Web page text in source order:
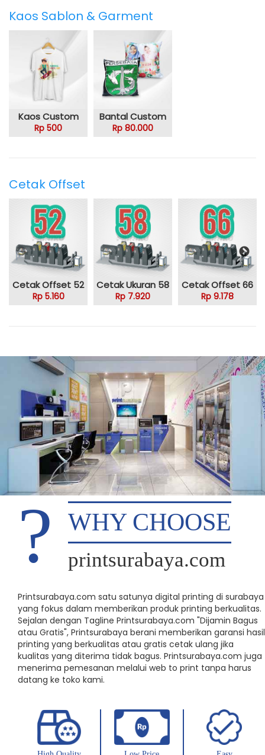
Kaos Sablon & Garment
Kaos Custom
Rp 500
Bantal Custom
Rp 80.000
Cetak Offset
Cetak Offset 52
Rp 5.160
Cetak Ukuran 58
Rp 7.920
Cetak Offset 66
Rp 9.178
WHY CHOOSE
printsurabaya.com
Printsurabaya.com satu satunya digital printing di surabaya
yang fokus dalam memberikan produk printing berkualitas.
Sejalan dengan Tagline Printsurabaya.com "Dijamin Bagus
atau Gratis", Printsurabaya berani memberikan garansi hasil
printing yang berkualitas atau gratis cetak ulang jika
kualitas yang diterima tidak bagus. Printsurabaya.com juga
menerima pemesanan melalui web to print tanpa harus
datang ke toko kami.